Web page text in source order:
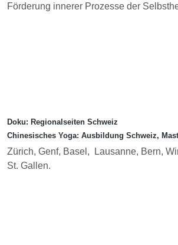
Förderung innerer Prozesse der
Doku: Regionalseiten Schweiz
Chinesisches Yoga: Ausbildung Schweiz,
Zürich, Genf, Basel, Lausanne, Bern,
St. Gallen.